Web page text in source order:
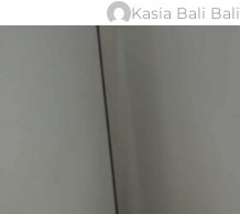
Kasia Bali Bali